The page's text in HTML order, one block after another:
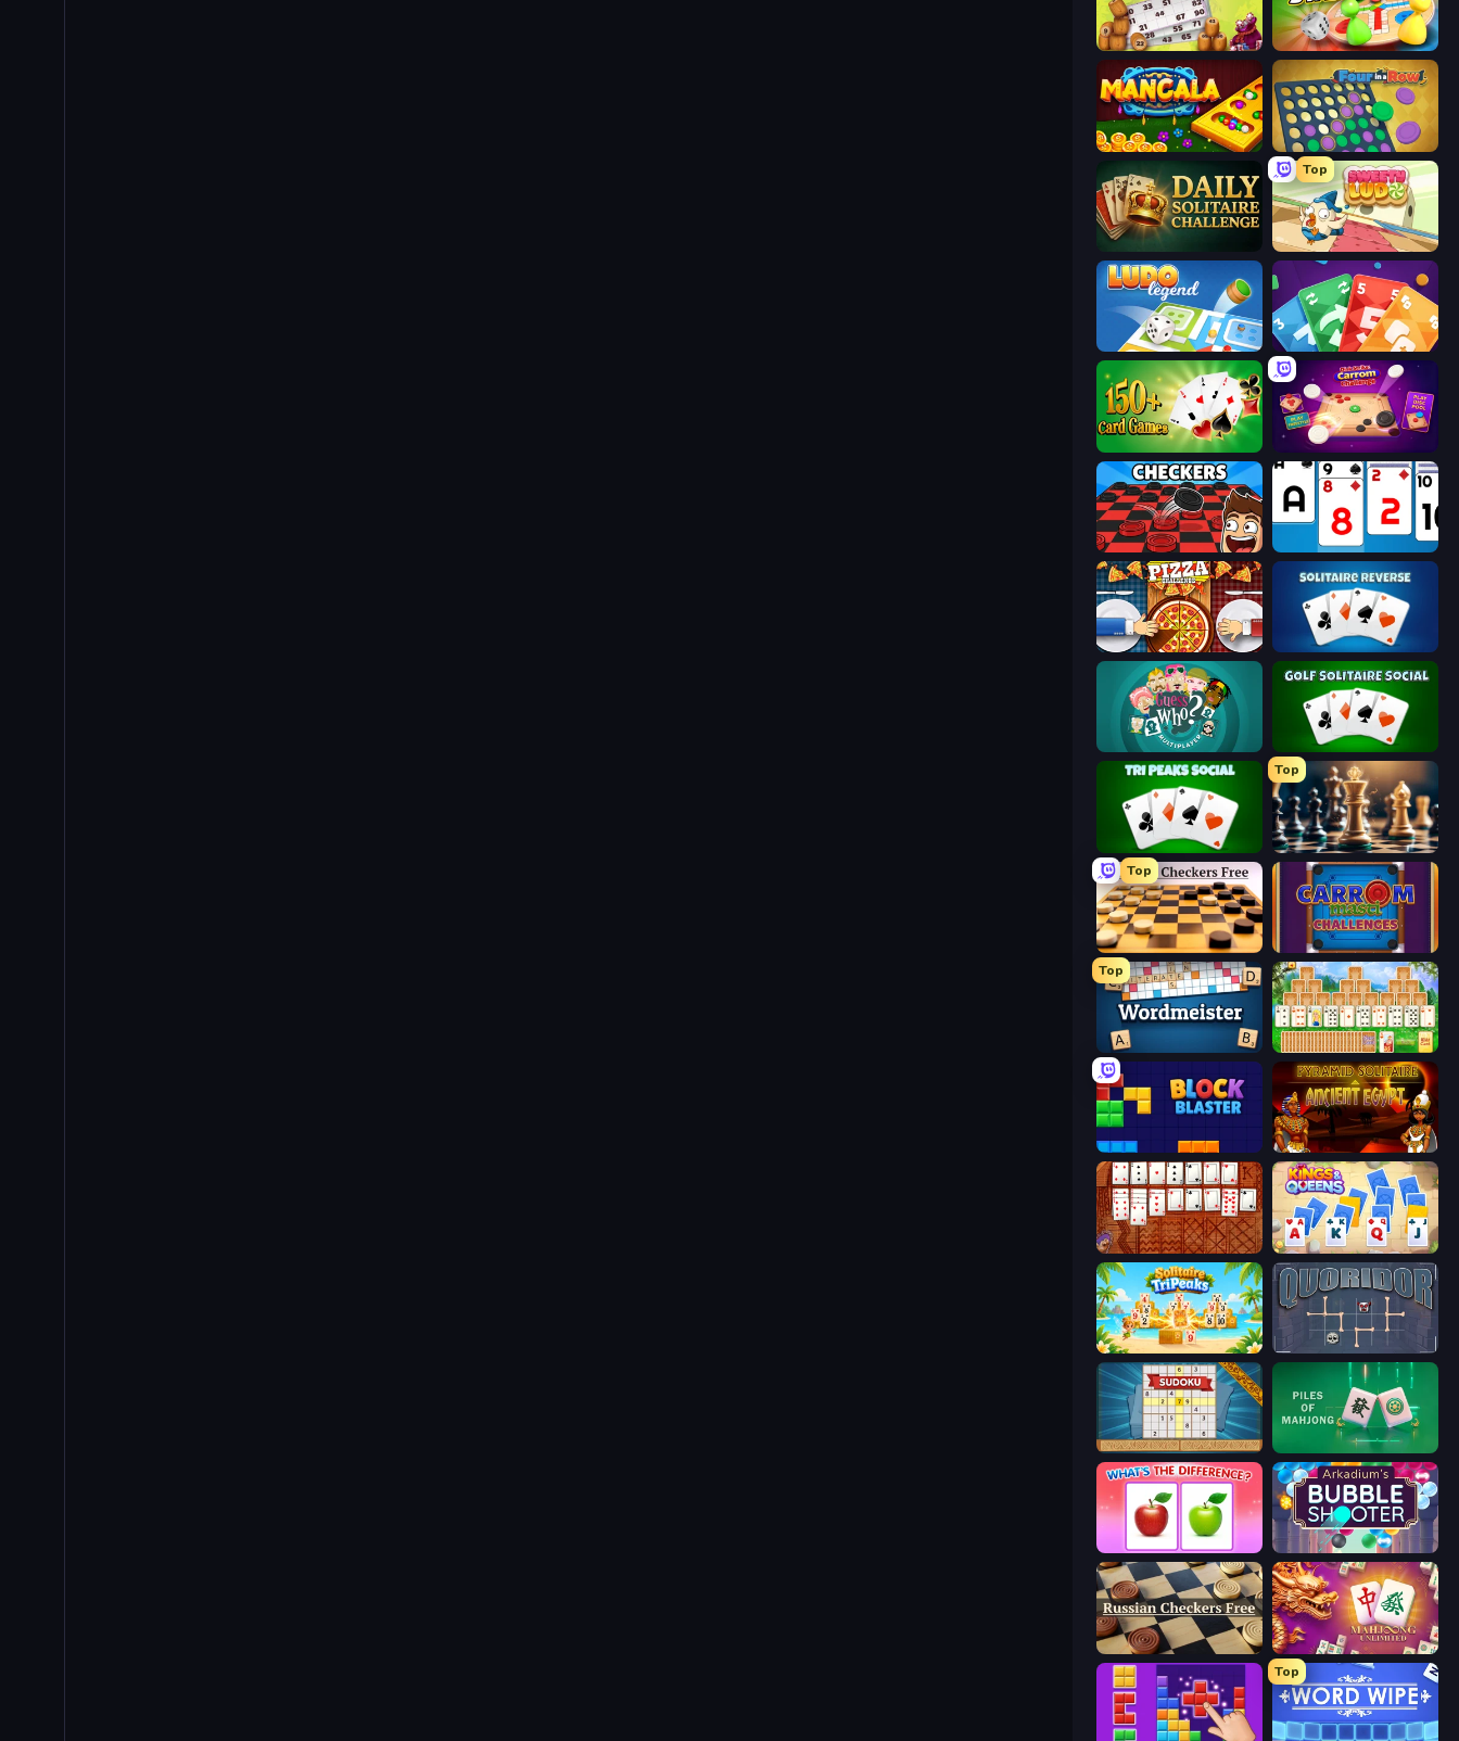
Russian Bingo Ludo Star League
Mancala Online Four in a Row
Top
Sweety Ludo
Ludo Legend Foono Online Multiplayer
Checkers & Draughts Multiplayer Social Solitaire
Pizza Challenge Solitaire Reverse
Guess Who Online Golf Solitaire
Tri Peaks Social
Top
Chess Free
Top
English Checkers Free
Top
Wordmeister Magic Towers Solitaire
Block Blaster Pyramid Solitaire Ancient Egypt
Algerian Solitaire Kings and Queens Solitaire TriPeaks
Solitaire TriPeaks Quoridor Online
Sudoku Online Piles of Mahjong
What's The Difference?
Russian Checkers Free Mahjong Unlimited
Top